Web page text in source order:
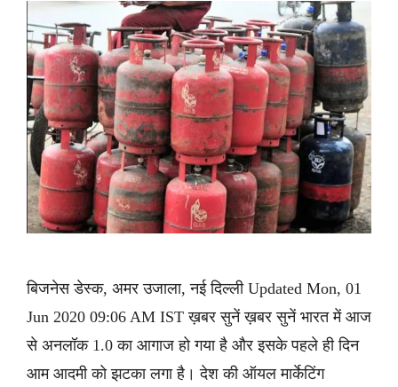
बिजनेस डेस्क, अमर उजाला, नई दिल्ली Updated Mon, 01
Jun 2020 09:06 AM IST ख़बर सुनें ख़बर सुनें भारत में आज
से अनलॉक 1.0 का आगाज हो गया है और इसके पहले ही दिन
आम आदमी को झटका लगा है। देश की ऑयल मार्केटिंग